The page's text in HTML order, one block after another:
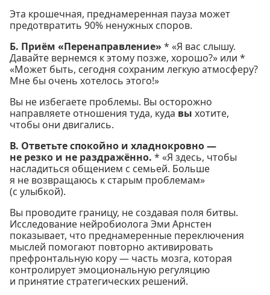
Эта крошечная, преднамеренная пауза может
предотвратить 90% ненужных споров.
Б. Приём «Перенаправление» * «Я вас слышу.
Давайте вернемся к этому позже, хорошо?» или *
«Может быть, сегодня сохраним легкую атмосферу?
Мне бы очень хотелось этого!»
Вы не избегаете проблемы. Вы осторожно
направляете отношения туда, куда вы хотите,
чтобы они двигались.
В. Ответьте спокойно и хладнокровно —
не резко и не раздражённо. * «Я здесь, чтобы
насладиться общением с семьей. Больше
я не возвращаюсь к старым проблемам»
(с улыбкой).
Вы проводите границу, не создавая поля битвы.
Исследование нейробиолога Эми Арнстен
показывает, что преднамеренные переключения
мыслей помогают повторно активировать
префронтальную кору — часть мозга, которая
контролирует эмоциональную регуляцию
и принятие стратегических решений.